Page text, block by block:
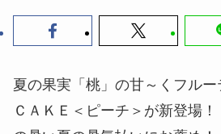
夏の果実「桃」の甘～くフル
ＣＡＫＥ＜ピーチ＞が新登場